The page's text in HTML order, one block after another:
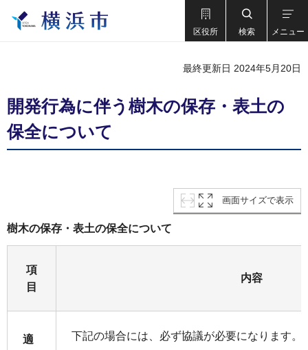
区役所 検索 メニュー
最終更新日 2024年5月20日
開発行為に伴う樹木の保存・表土の
保全について
画面サイズで表示
樹木の保存・表土の保全について
項
目
内容
適
下記の場合には、必ず協議が必要になります。